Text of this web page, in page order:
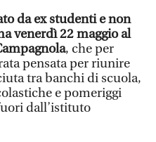
da ex studenti e non
venerdì 22 maggio al
, che per
pensata per riunire
tra banchi di scuola,
e pomeriggi
dall’istituto